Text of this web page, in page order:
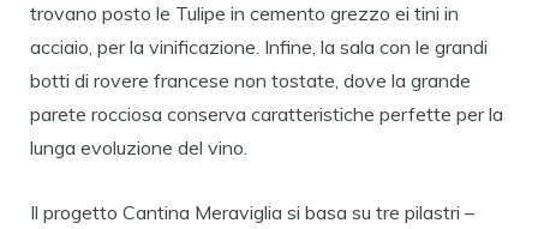
trovano posto le Tulipe in cemento grezzo ei tini in
acciaio, per la vinificazione. Infine, la sala con le grandi
botti di rovere francese non tostate, dove la grande
parete rocciosa conserva caratteristiche perfette per la
lunga evoluzione del vino.
Il progetto Cantina Meraviglia si basa su tre pilastri –